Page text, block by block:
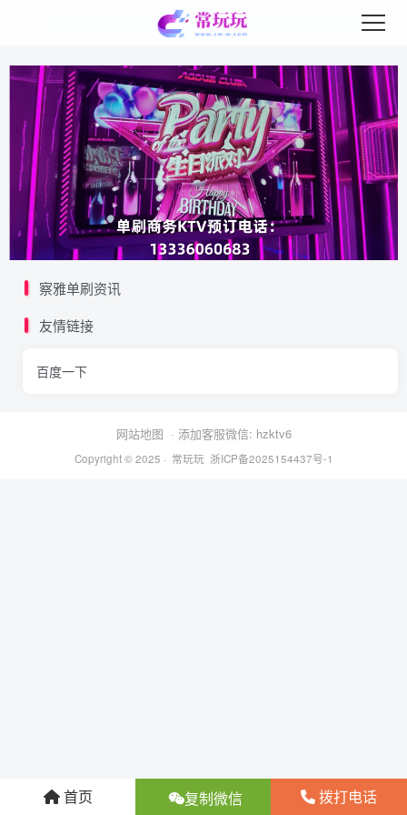
察雅单刷资讯
友情链接
百度一下
网站地图 · 添加客服微信: hzktv6
Copyright © 2025 · 常玩玩 浙ICP备2025154437号-1
首页 复制微信 拨打电话